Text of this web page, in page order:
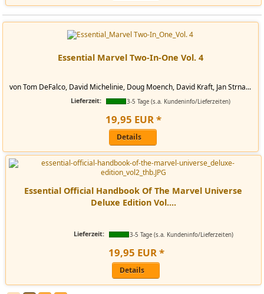
Essential Marvel Two-In-One Vol. 4
von Tom DeFalco, David Michelinie, Doug Moench, David Kraft, Jan Strna...
Lieferzeit: 3-5 Tage (s.a. Kundeninfo/Lieferzeiten)
19,95 EUR*
Details
Essential Official Handbook Of The Marvel Universe
Deluxe Edition Vol....
Lieferzeit: 3-5 Tage (s.a. Kundeninfo/Lieferzeiten)
19,95 EUR*
Details